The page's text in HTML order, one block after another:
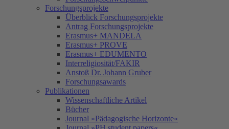
Forschungsprojekte
Überblick Forschungsprojekte
Antrag Forschungsprojekte
Erasmus+ MANDELA
Erasmus+ PROVE
Erasmus+ EDUMENTO
Interreligiosität/FAKIR
Anstoß Dr. Johann Gruber
Forschungsawards
Publikationen
Wissenschaftliche Artikel
Bücher
Journal »Pädagogische Horizonte«